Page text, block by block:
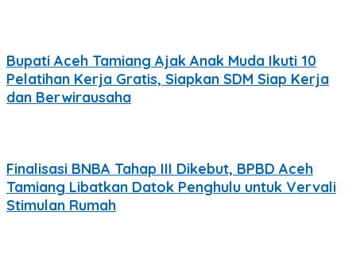
Bupati Aceh Tamiang Ajak Anak Muda Ikuti 10
Pelatihan Kerja Gratis, Siapkan SDM Siap Kerja
dan Berwirausaha
Finalisasi BNBA Tahap III Dikebut, BPBD Aceh
Tamiang Libatkan Datok Penghulu untuk Vervali
Stimulan Rumah